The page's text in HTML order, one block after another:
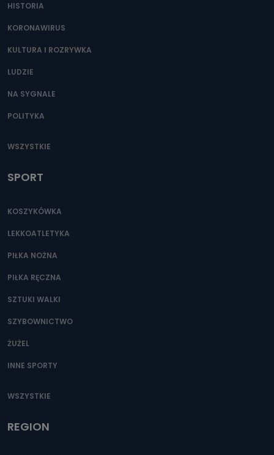
HISTORIA
KORONAWIRUS
KULTURA I ROZRYWKA
LUDZIE
NA SYGNALE
POLITYKA
WSZYSTKIE
SPORT
KOSZYKÓWKA
LEKKOATLETYKA
PIŁKA NOŻNA
PIŁKA RĘCZNA
SZTUKI WALKI
SZYBOWNICTWO
ŻUŻEL
INNE SPORTY
WSZYSTKIE
REGION